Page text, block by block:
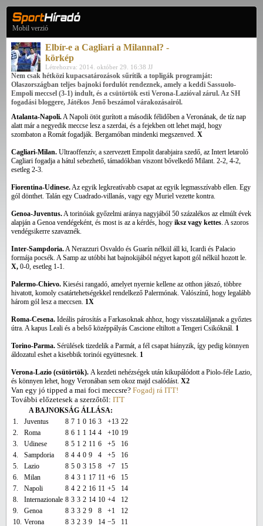
Mobil verzió
Elbír-e a Cagliari a Milannal? -
körkép
Létrehozva: 2014. október 29. 16:38 JJ
Nem csak hétközi kupacsatározások sűrítik a topligák programját:
Olaszországban teljes bajnoki fordulót rendeznek, amely a keddi Sassuolo-
Empoli meccsel (3-1) indult, és a csütörtök esti Verona-Lazióval zárul. Az SH
fogadási bloggere, Játékos Jenő beszámol várakozásairól.
Atalanta-Napoli.A Napoli ötöt gurított a második félidőben a Veronának, de tíz nap
alatt már a negyedik meccse lesz a szerdai, és a fejekben ott lehet majd, hogy
szombaton a Romát fogadják. Bergamóban mindenki megszenved. X
Cagliari-Milan. Ultraoffenzív, a szervezett Empolit darabjaira szedő, az Intert letaroló
Cagliari fogadja a hátul sebezhető, támadókban viszont bővelkedő Milant. 2-2, 4-2,
esetleg 2-3.
Fiorentina-Udinese.Az egyik legkreatívabb csapat az egyik legmasszívabb ellen. Egy
gól dönthet. Talán egy Cuadrado-villanás, vagy egy Muriel vezette kontra.
Genoa-Juventus.A torinóiak győzelmi aránya nagyjából 50 százalékos az elmúlt évek
alapján a Genoa vendégeként, és most is az a kérdés, hogy iksz vagy kettes. A szoros
vendégsikerre szavaznék.
Inter-Sampdoria.A Nerazzuri Osvaldo és Guarín nélkül áll ki, Icardi és Palacio
formája pocsék. A Samp az utóbbi hat bajnokijából négyet kapott gól nélkül hozott le.
X, 0-0, esetleg 1-1.
Palermo-Chievo. Kiesési rangadó, amelyet nyernie kellene az otthon játszó, többre
hivatott, komoly csatártehetségekkel rendelkező Palermónak. Valószínű, hogy legalább
három gól lesz a meccsen. 1X
Roma-Cesena. Ideális párosítás a Farkasoknak ahhoz, hogy visszataláljanak a győztes
útra. A kapus Leali és a belső középpályás Cascione eltiltott a Tengeri Csikóknál. 1
Torino-Parma. Sérülések tizedelik a Parmát, a fél csapat hiányzik, így pedig könnyen
áldozatul eshet a kisebbik torinói együttesnek. 1
Verona-Lazio (csütörtök). A kezdeti nehézségek után kikupálódott a Piolo-féle Lazio,
és könnyen lehet, hogy Veronában sem okoz majd csalódást. X2
Van egy jó tipped a mai foci meccsre? Fogadj rá ITT!
További előzetesek a szerzőtől: ITT
A BAJNOKSÁG ÁLLÁSA:
1.
Juventus 8 7 1 0 16 3 +13 22
2.
Roma 8 6 1 1 14 4 +10 19
3.
Udinese 8 5 1 2 11 6 +5
16
4.
Sampdoria 8 4 4 0 9 4 +5
16
5.
Lazio 8 5 0 3 15 8 +7
15
6.
Milan 8 4 3 1 17 11 +6
15
7.
Napoli 8 4 2 2 16 11 +5
14
8.
Internazionale 8 3 3 2 14 10 +4
12
9.
Genoa 8 3 3 2 9 8 +1
12
10. Verona 8 3 2 3 9 14 −5 11